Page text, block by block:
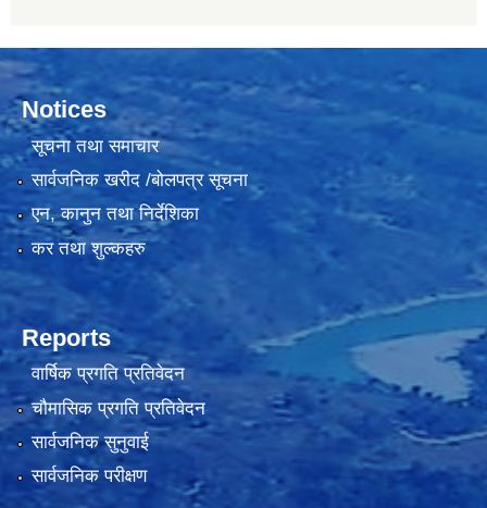
Notices
सूचना तथा समाचार
सार्वजनिक खरीद /बोलपत्र सूचना
एन, कानुन तथा निर्देशिका
कर तथा शुल्कहरु
Reports
वार्षिक प्रगति प्रतिवेदन
चौमासिक प्रगति प्रतिवेदन
सार्वजनिक सुनुवाई
सार्वजनिक परीक्षण